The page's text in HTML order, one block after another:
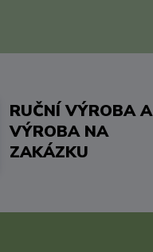
RUČNÍ VÝROBA A
VÝROBA NA
ZAKÁZKU